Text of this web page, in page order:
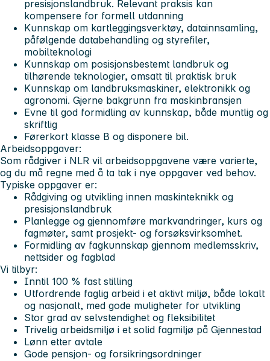
presisjonslandbruk. Relevant praksis kan
kompensere for formell utdanning
Kunnskap om kartleggingsverktøy, datainnsamling,
påfølgende databehandling og styrefiler,
mobilteknologi
Kunnskap om posisjonsbestemt landbruk og
tilhørende teknologier, omsatt til praktisk bruk
Kunnskap om landbruksmaskiner, elektronikk og
agronomi. Gjerne bakgrunn fra maskinbransjen
Evne til god formidling av kunnskap, både muntlig og
skriftlig
Førerkort klasse B og disponere bil.
Arbeidsoppgaver:
Som rådgiver i NLR vil arbeidsoppgavene være varierte,
og du må regne med å ta tak i nye oppgaver ved behov.
Typiske oppgaver er:
Rådgiving og utvikling innen maskinteknikk og
presisjonslandbruk
Planlegge og gjennomføre markvandringer, kurs og
fagmøter, samt prosjekt- og forsøksvirksomhet.
Formidling av fagkunnskap gjennom medlemsskriv,
nettsider og fagblad
Vi tilbyr:
Inntil 100 % fast stilling
Utfordrende faglig arbeid i et aktivt miljø, både lokalt
og nasjonalt, med gode muligheter for utvikling
Stor grad av selvstendighet og fleksibilitet
Trivelig arbeidsmiljø i et solid fagmiljø på Gjennestad
Lønn etter avtale
Gode pensjon- og forsikringsordninger